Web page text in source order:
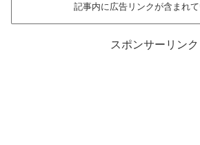
記事内に広告リンクが含まれて
スポンサーリンク